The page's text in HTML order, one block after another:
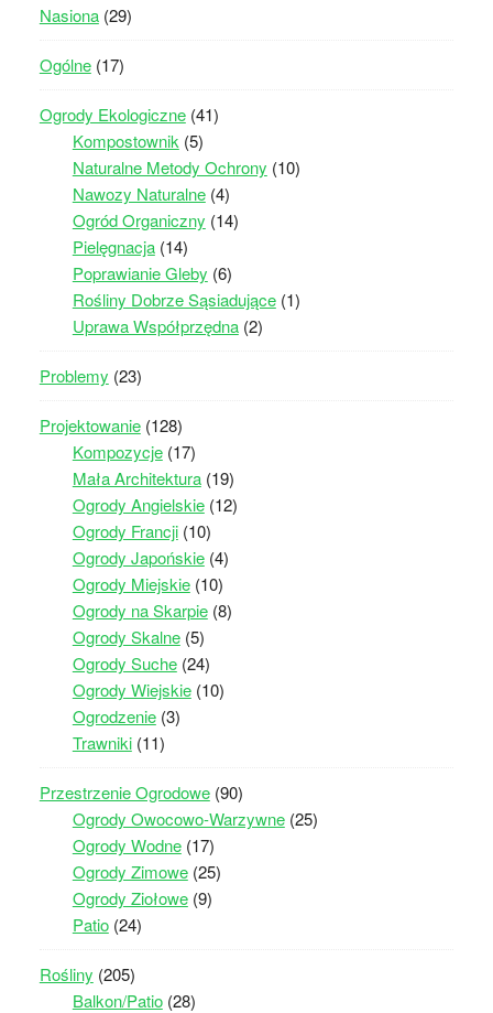
Nasiona(29)
Ogólne(17)
Ogrody Ekologiczne(41)
Kompostownik (5)
Naturalne Metody Ochrony (10)
Nawozy Naturalne(4)
Ogród Organiczny (14)
Pielęgnacja(14)
Poprawianie Gleby (6)
Rośliny Dobrze Sąsiadujące(1)
Uprawa Współprzędna(2)
Problemy (23)
Projektowanie(128)
Kompozycje(17)
Mała Architektura(19)
Ogrody Angielskie(12)
Ogrody Francji(10)
Ogrody Japońskie(4)
Ogrody Miejskie(10)
Ogrody na Skarpie(8)
Ogrody Skalne(5)
Ogrody Suche(24)
Ogrody Wiejskie(10)
Ogrodzenie(3)
Trawniki(11)
Przestrzenie Ogrodowe(90)
Ogrody Owocowo-Warzywne(25)
Ogrody Wodne(17)
Ogrody Zimowe(25)
Ogrody Ziołowe(9)
Patio(24)
Rośliny (205)
Balkon/Patio(28)